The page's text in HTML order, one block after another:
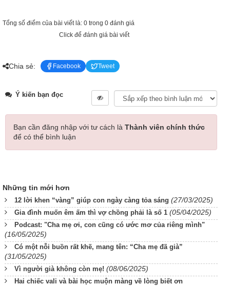
Tổng số điểm của bài viết là: 0 trong 0 đánh giá
Click để đánh giá bài viết
Chia sẻ: Facebook Tweet
Ý kiến bạn đọc
Bạn cần đăng nhập với tư cách là Thành viên chính thức
để có thể bình luận
Những tin mới hơn
12 lời khen “vàng” giúp con ngày càng tỏa sáng (27/03/2025)
Gia đình muốn êm ấm thì vợ chồng phải là số 1 (05/04/2025)
Podcast: "Cha mẹ ơi, con cũng có ước mơ của riêng mình"
(16/05/2025)
Có một nỗi buồn rất khẽ, mang tên: “Cha mẹ đã già”
(31/05/2025)
Vì người già không còn mẹ! (08/06/2025)
Hai chiếc vali và bài học muộn màng về lòng biết ơn